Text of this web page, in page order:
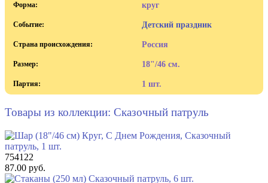
Форма: круг
Событие: Детский праздник
Страна происхождения: Россия
Размер: 18"/46 см.
Партия: 1 шт.
Товары из коллекции: Сказочный патруль
754122
87.00 руб.